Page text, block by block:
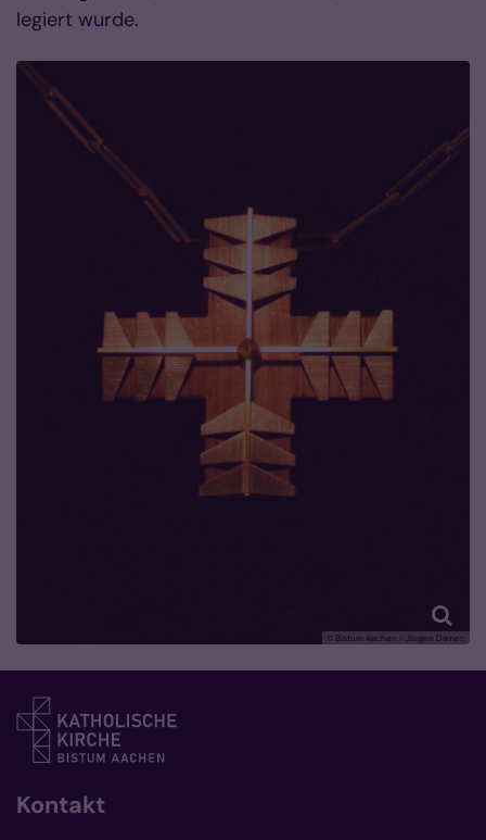
legiert wurde.
© Bistum Aachen - Jürgen Damen
Kontakt